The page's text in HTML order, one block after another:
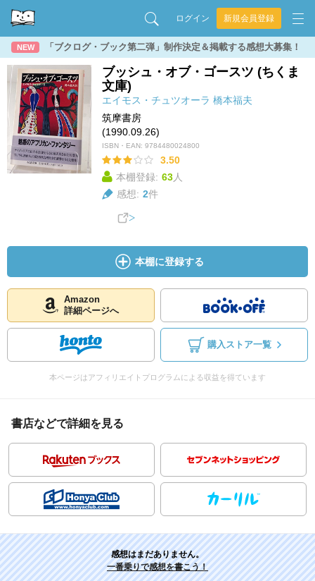
ログイン 新規会員登録
NEW 「ブクログ・ブック第二弾」制作決定＆掲載する感想大募集！
ブッシュ・オブ・ゴースツ (ちくま
文庫)
エイモス・チュツオーラ 橋本福夫
筑摩書房
(1990.09.26)
ISBN・EAN: 9784480024800
3.50
本棚登録: 63人
感想: 2件
本棚に登録する
Amazon
詳細ページへ
購入ストア一覧
本ページはアフィリエイトプログラムによる収益を得ています
書店などで詳細を見る
感想はまだありません。
一番乗りで感想を書こう！